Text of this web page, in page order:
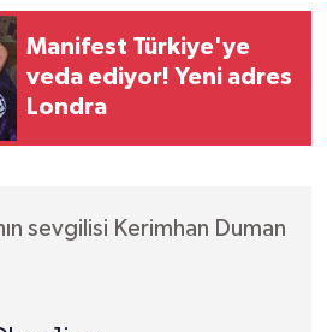
Manifest Türkiye'ye
veda ediyor! Yeni adres
Londra
sevgilisi Kerimhan Duman